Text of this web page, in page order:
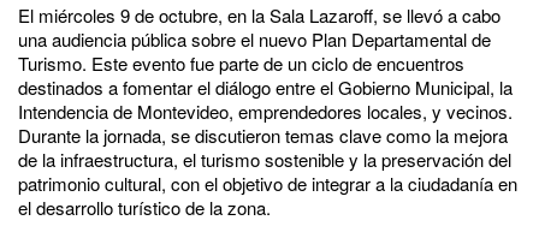
El miércoles 9 de octubre, en la Sala Lazaroff, se llevó a cabo
una audiencia pública sobre el nuevo Plan Departamental de
Turismo. Este evento fue parte de un ciclo de encuentros
destinados a fomentar el diálogo entre el Gobierno Municipal, la
Intendencia de Montevideo, emprendedores locales, y vecinos.
Durante la jornada, se discutieron temas clave como la mejora
de la infraestructura, el turismo sostenible y la preservación del
patrimonio cultural, con el objetivo de integrar a la ciudadanía en
el desarrollo turístico de la zona.